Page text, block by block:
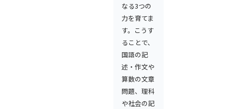
なる3つの
力を育てま
す。こうす
ることで、
国語の記
述・作文や
算数の文章
問題、理科
や社会の記